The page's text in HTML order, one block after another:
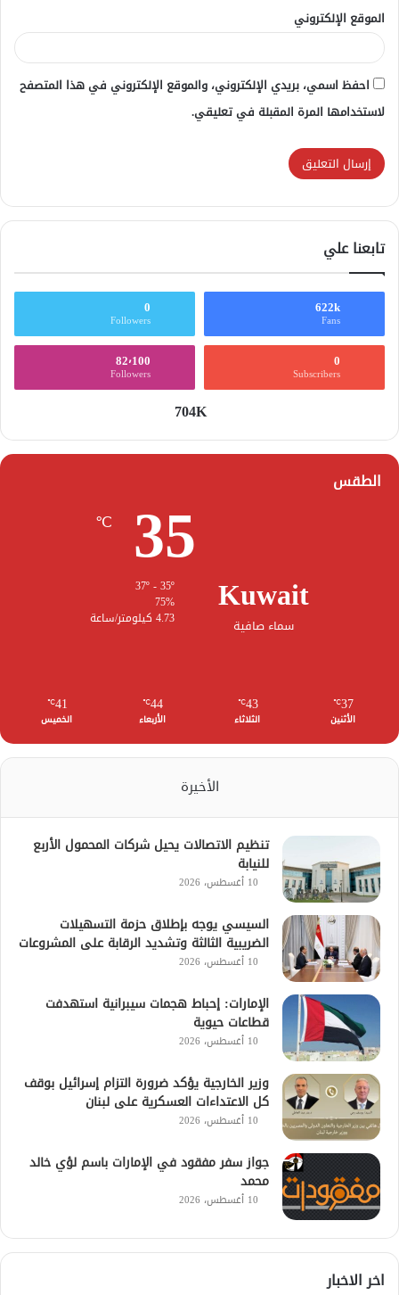
الموقع الإلكتروني
احفظ اسمي، بريدي الإلكتروني، والموقع الإلكتروني في هذا المتصفح
لاستخدامها المرة المقبلة في تعليقي.
تابعنا علي
622k
Fans
0
Followers
0
Subscribers
82٬100
Followers
704K
الطقس
Kuwait
سماء صافية
35
℃
75%
4.73 كيلومتر/ساعة
37
℃
الأثنين
43
℃
الثلاثاء
44
℃
الأربعاء
41
℃
الخميس
الأخيرة
تنظيم الاتصالات يحيل شركات المحمول الأربع
للنيابة
10 أغسطس، 2026
السيسي يوجه بإطلاق حزمة التسهيلات
الضريبية الثالثة وتشديد الرقابة على المشروعات
10 أغسطس، 2026
الإمارات: إحباط هجمات سيبرانية استهدفت
قطاعات حيوية
10 أغسطس، 2026
وزير الخارجية يؤكد ضرورة التزام إسرائيل بوقف
كل الاعتداءات العسكرية على لبنان
10 أغسطس، 2026
جواز سفر مفقود في الإمارات باسم لؤي خالد
محمد
10 أغسطس، 2026
اخر الاخبار